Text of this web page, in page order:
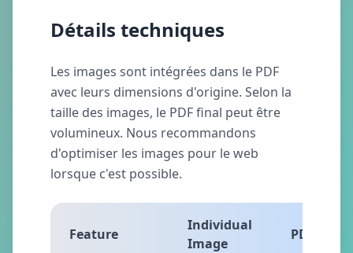
Détails techniques
Les images sont intégrées dans le PDF
avec leurs dimensions d'origine. Selon la
taille des images, le PDF final peut être
volumineux. Nous recommandons
d'optimiser les images pour le web
lorsque c'est possible.
Feature
Individual
Image
PDF Page